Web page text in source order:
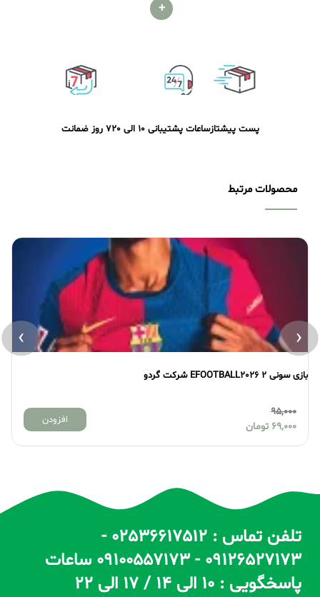
+
پست پیشتازساعات پشتیبانی 10 الی 20 7 روز ضمانت
محصولات مرتبط
بازی سونی 2 EFOOTBALL2026 شرکت گردو
95,000
69,000 تومان
افزودن
‹
›
تلفن تماس : 02536617512 -
09126527173 - 09100557173 ساعات
پاسخگویی : 10 الی 14 / 17 الی 22